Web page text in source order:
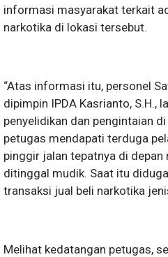
informasi masyarakat terkait
narkotika di lokasi tersebut.
“Atas informasi itu, personel
dipimpin IPDA Kasrianto, S.H.,
penyelidikan dan pengintaian
petugas mendapati terduga
pinggir jalan tepatnya di
ditinggal mudik. Saat itu
transaksi jual beli narkotika
Melihat kedatangan petugas,